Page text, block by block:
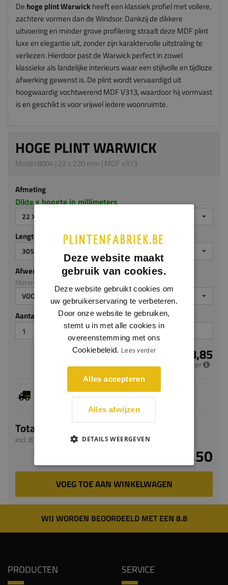
De hoge plint Warwickheeft een klassiek profiel met vollere,
zachtere vormen dan de Windsor. Dankzij de dikkere
uitvoering en minder grove profilering straalt deze MDF plint
luxe en elegantie uit, zonder zijn karaktervolle uitstraling te
verliezen. Hierdoor past de Warwick perfect in zowel
klassieke als landelijke interieurs waar een stijlvolle en tijdloze
afwerking gewenst is. De plint wordt vervaardigd uit
hoogwaardig vochtwerend MDF V313, waardoor hij vormvast
is en geschikt is voor vrijwel iedere woonruimte.
HOGE PLINT WARWICK
Model 8004 | 22 x 220 mm | MDF v313
Afmeting
Dikte x hoogte in millimeters
22 X 220 MM
Lengte (mm)
3050
Afwerking
Materiaal: MDF v313
VOORGELAKT
Aantal stuks
€ 18,85
per meter
Je hebt gekozen voor maatwerk, de verwachte
levertijd bedraagt 9-11 werkdagen
Totaal
incl. BTW
€ 57,50
VOEG TOE AAN WINKELWAGEN
WIJ WORDEN BEOORDEELD MET EEN 8.8
PRODUCTEN SERVICE
Deze website maakt
gebruik van cookies.
Deze website gebruikt cookies om
uw gebruikerservaring te verbeteren.
Door onze website te gebruiken,
stemt u in met alle cookies in
overeenstemming met ons
Cookiebeleid. Lees verder
Alles accepteren
Alles afwijzen
DETAILS WEERGEVEN